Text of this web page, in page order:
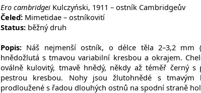
Ero cambridgei Kulczyński, 1911 – ostník Cambridgeův
Čeleď: Mimetidae – ostníkovití
Status: běžný druh
Popis: Náš nejmenší ostník, o délce těla 2–3,2 mm
hnědožlutá s tmavou variabilní kresbou a okrajem.
oválně kulovitý, tmavě hnědý, někdy až téměř černý
pestrou kresbou. Nohy jsou žlutohnědé s
prodloužené s řadou dlouhých ostnů na spodní straně